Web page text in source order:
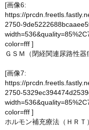
[画像6:
https://
2750-
color=fff ]
ＧＳＭ（閉経関連尿路性器
[画像7:
https://
2750-
color=fff ]
ホルモン補充療法（ＨＲＴ